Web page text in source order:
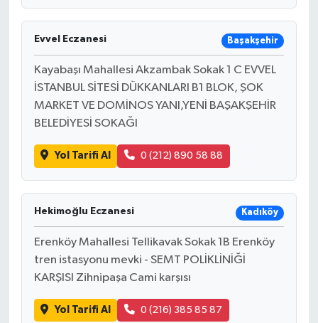
Evvel Eczanesi Başakşehir
Kayabaşı Mahallesi Akzambak Sokak 1 C EVVEL
İSTANBUL SİTESİ DÜKKANLARI B1 BLOK, ŞOK
MARKET VE DOMİNOS YANI,YENİ BAŞAKŞEHİR
BELEDİYESİ SOKAĞI
Yol Tarifi Al 0 (212) 890 58 88
Hekimoğlu Eczanesi Kadıköy
Erenköy Mahallesi Tellikavak Sokak 1B Erenköy
tren istasyonu mevki - SEMT POLİKLİNİĞİ
KARŞISI Zihnipaşa Cami karşısı
Yol Tarifi Al 0 (216) 385 85 87